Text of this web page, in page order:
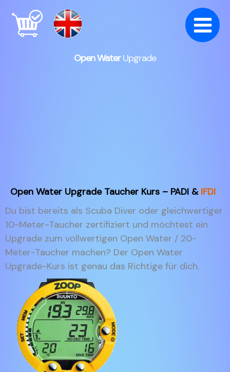
Inhalt
springen
Open WaterUpgrade
Open Water Upgrade Taucher Kurs – PADI & IFDI
Du bist bereits als Scuba Diver oder gleichwertiger
10-Meter-Taucher zertifiziert und möchtest ein
Upgrade zum vollwertigen Open Water / 20-
Meter-Taucher machen? Der Open Water
Upgrade-Kurs ist genau das Richtige für dich.